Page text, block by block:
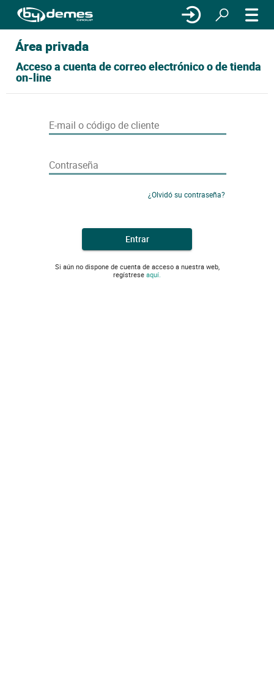
Área privada
Acceso a cuenta de correo electrónico o de tienda
on-line
E-mail o código de cliente
Contraseña
¿Olvidó su contraseña?
Entrar
Si aún no dispone de cuenta de acceso a nuestra web,
regístrese aquí.